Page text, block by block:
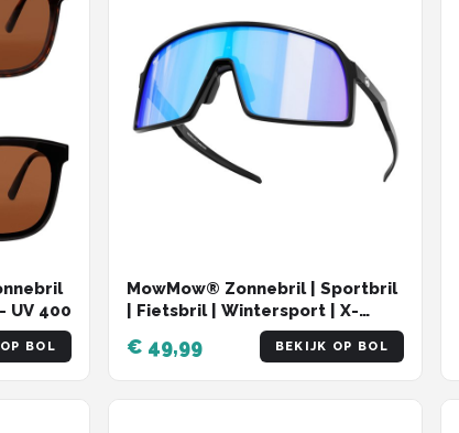
UV 400
BOL
MowMow® Zonnebril | Sportbril
| Fietsbril | Wintersport | X-
CelLens | VIKING-004
€ 49,99 BEKIJK OP BOL